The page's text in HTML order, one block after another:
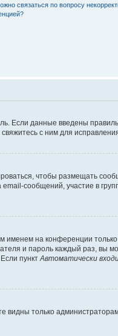
связаться по вопросу
Если данные введены
с ним для
чтобы размещать
сообщений, участие в
именем на конференции
и пароль каждый раз,
пункт Автоматически
видны только